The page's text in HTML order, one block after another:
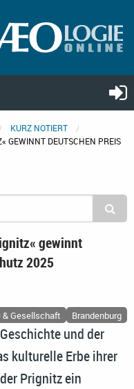
KURZ NOTIERT
GEWINNT DEUTSCHEN PREIS
gewinnt
2025
& Gesellschaft Brandenburg
und der
kulturelle Erbe ihrer
Prignitz ein